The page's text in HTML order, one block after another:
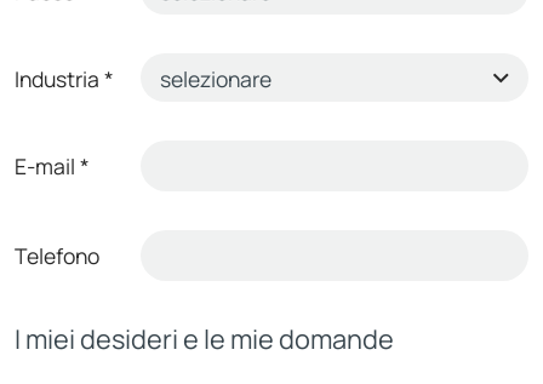
Industria *
E-mail *
Telefono
I miei desideri e le mie domande